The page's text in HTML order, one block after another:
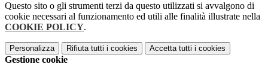
Questo sito o gli strumenti terzi da questo utilizzati si avvalgono di
cookie necessari al funzionamento ed utili alle finalità illustrate nella
COOKIE POLICY.
Personalizza Rifiuta tutti i cookies Accetta tutti i cookies
Gestione cookie